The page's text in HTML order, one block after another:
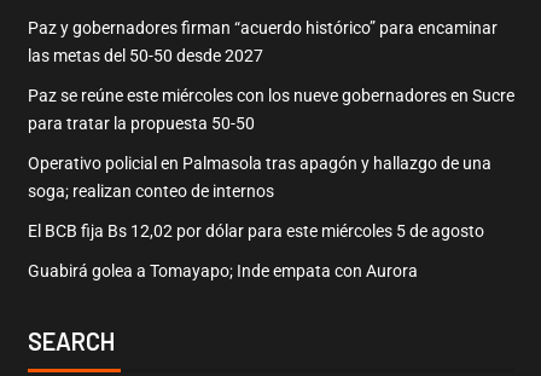
Paz y gobernadores firman “acuerdo histórico” para encaminar
las metas del 50-50 desde 2027
Paz se reúne este miércoles con los nueve gobernadores en Sucre
para tratar la propuesta 50-50
Operativo policial en Palmasola tras apagón y hallazgo de una
soga; realizan conteo de internos
El BCB fija Bs 12,02 por dólar para este miércoles 5 de agosto
Guabirá golea a Tomayapo; Inde empata con Aurora
SEARCH